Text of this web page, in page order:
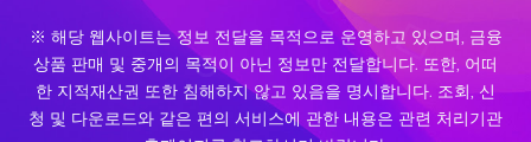
※ 해당 웹사이트는 정보 전달을 목적으로 운영하고 있으며, 금융
상품 판매 및 중개의 목적이 아닌 정보만 전달합니다. 또한, 어떠
한 지적재산권 또한 침해하지 않고 있음을 명시합니다. 조회, 신
청 및 다운로드와 같은 편의 서비스에 관한 내용은 관련 처리기관